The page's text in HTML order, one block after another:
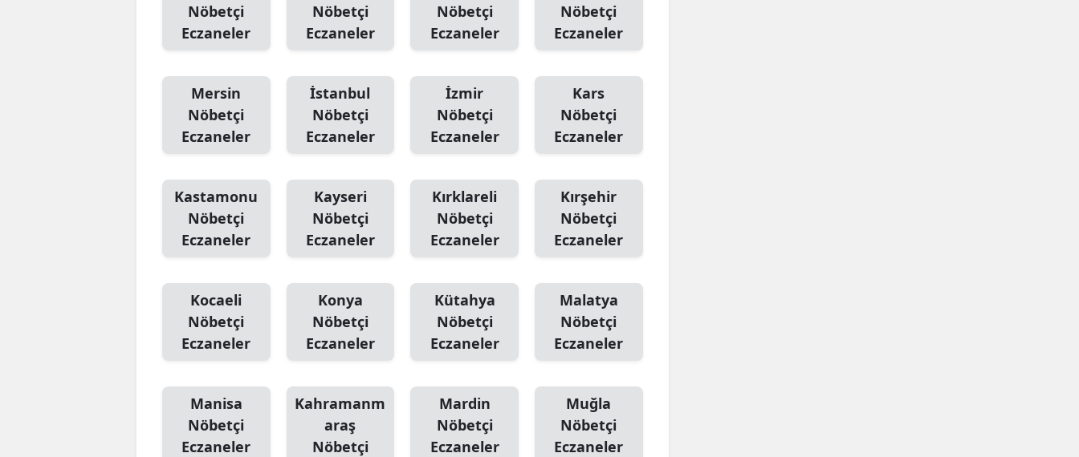
Nöbetçi
Eczaneler
Nöbetçi
Eczaneler
Nöbetçi
Eczaneler
Nöbetçi
Eczaneler
Mersin
Nöbetçi
Eczaneler
İstanbul
Nöbetçi
Eczaneler
İzmir
Nöbetçi
Eczaneler
Kars
Nöbetçi
Eczaneler
Kastamonu
Nöbetçi
Eczaneler
Kayseri
Nöbetçi
Eczaneler
Kırklareli
Nöbetçi
Eczaneler
Kırşehir
Nöbetçi
Eczaneler
Kocaeli
Nöbetçi
Eczaneler
Konya
Nöbetçi
Eczaneler
Kütahya
Nöbetçi
Eczaneler
Malatya
Nöbetçi
Eczaneler
Manisa
Nöbetçi
Eczaneler
Kahramanm
araş
Nöbetçi
Mardin
Nöbetçi
Eczaneler
Muğla
Nöbetçi
Eczaneler